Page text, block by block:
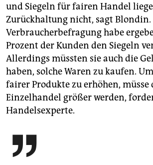
und Siegeln für fairen Handel
Zurückhaltung nicht, sagt Blondin.
Verbraucherbefragung habe
Prozent der Kunden den Siegeln
Allerdings müssten sie auch die
haben, solche Waren zu kaufen.
fairer Produkte zu erhöhen, müsse
Einzelhandel größer werden,
Handelsexperte.
